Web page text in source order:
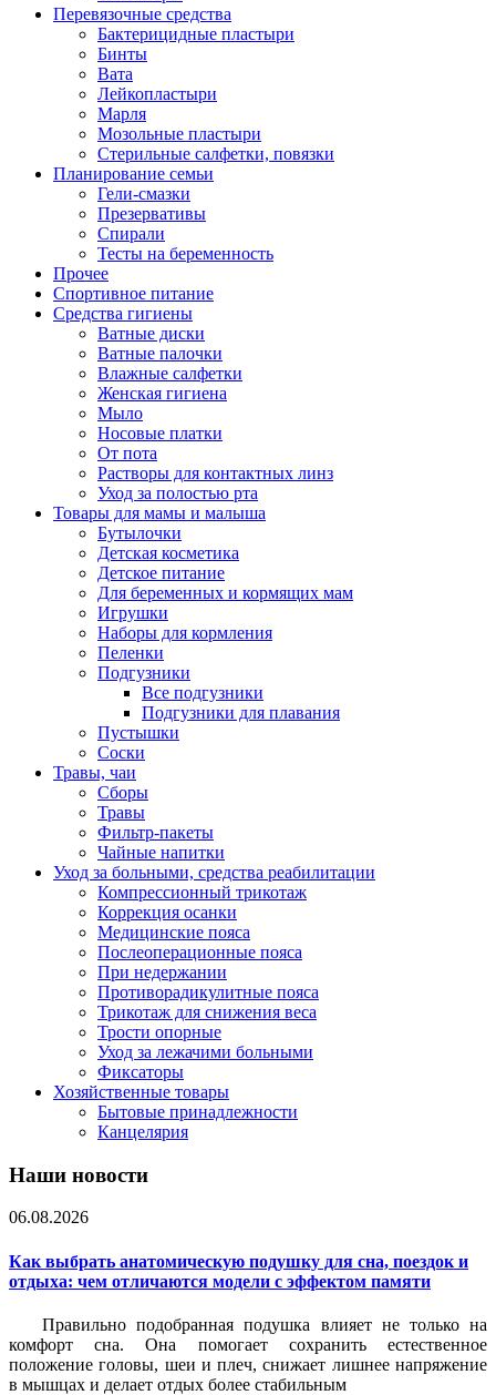
Перевязочные средства
Бактерицидные пластыри
Бинты
Вата
Лейкопластыри
Марля
Мозольные пластыри
Стерильные салфетки, повязки
Планирование семьи
Гели-смазки
Презервативы
Спирали
Тесты на беременность
Прочее
Спортивное питание
Средства гигиены
Ватные диски
Ватные палочки
Влажные салфетки
Женская гигиена
Мыло
Носовые платки
От пота
Растворы для контактных линз
Уход за полостью рта
Товары для мамы и малыша
Бутылочки
Детская косметика
Детское питание
Для беременных и кормящих мам
Игрушки
Наборы для кормления
Пеленки
Подгузники
Все подгузники
Подгузники для плавания
Пустышки
Соски
Травы, чаи
Сборы
Травы
Фильтр-пакеты
Чайные напитки
Уход за больными, средства реабилитации
Компрессионный трикотаж
Коррекция осанки
Медицинские пояса
Послеоперационные пояса
При недержании
Противорадикулитные пояса
Трикотаж для снижения веса
Трости опорные
Уход за лежачими больными
Фиксаторы
Хозяйственные товары
Бытовые принадлежности
Канцелярия
Наши новости
06.08.2026
Как выбрать анатомическую подушку для сна, поездок и
отдыха: чем отличаются модели с эффектом памяти
Правильно подобранная подушка влияет не только на
комфорт сна. Она помогает сохранить естественное
положение головы, шеи и плеч, снижает лишнее напряжение
в мышцах и делает отдых более стабильным